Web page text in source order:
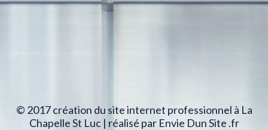
© 2017 création du site internet professionnel à La
Chapelle St Luc | réalisé par Envie Dun Site .fr